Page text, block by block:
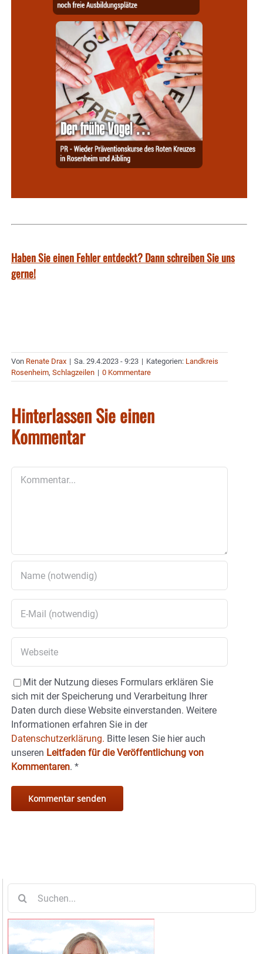
Haben Sie einen Fehler entdeckt? Dann schreiben Sie uns
gerne!
Von Renate Drax | Sa. 29.4.2023 - 9:23 | Kategorien: Landkreis
Rosenheim, Schlagzeilen | 0 Kommentare
Hinterlassen Sie einen
Kommentar
Mit der Nutzung dieses Formulars erklären Sie
sich mit der Speicherung und Verarbeitung Ihrer
Daten durch diese Website einverstanden. Weitere
Informationen erfahren Sie in der
Datenschutzerklärung. Bitte lesen Sie hier auch
unseren Leitfaden für die Veröffentlichung von
Kommentaren. *
nach: